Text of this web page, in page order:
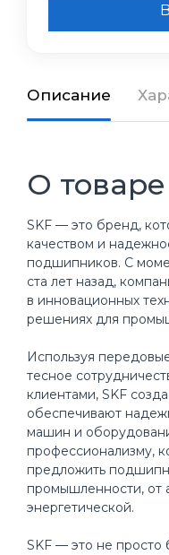
Описание
О товаре
SKF — это бренд,
качеством и
подшипников. С
ста лет назад,
в инновационных
решениях для
Используя
тесное
клиентами, SKF
обеспечивают
машин и
профессионализму,
предложить
промышленности, от
энергетической.
SKF — это не просто